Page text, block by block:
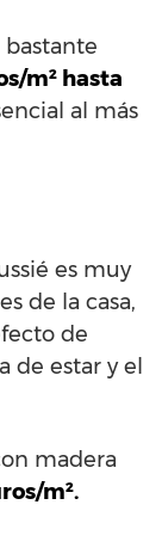
m² hasta
al más
es muy
de la casa,
de
de estar y el
madera
m².